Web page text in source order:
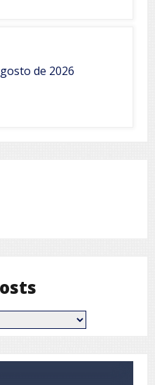
de 2026